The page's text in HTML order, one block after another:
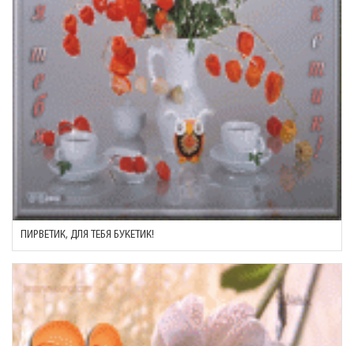
ПИРВЕТИК, ДЛЯ ТЕБЯ БУКЕТИК!